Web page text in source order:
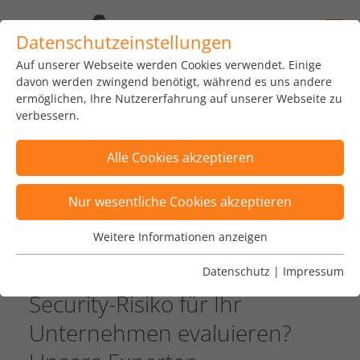
IT-Sicherheit messbar
machen mit syracom
auf der it-sa 2023 in
Nürnberg
22. September 2023
Sie möchten das Cyber-
Security-Risiko für Ihr
Unternehmen evaluieren?
Datenschutzeinstellungen
Auf unserer Webseite werden Cookies verwendet. Einige
davon werden zwingend benötigt, während es uns andere
ermöglichen, Ihre Nutzererfahrung auf unserer Webseite zu
verbessern.
Alle Cookies akzeptieren
Nur wesentliche Cookies akzeptieren
Wesentliche Cookies
Wesentliche Cookies werden für grundlegende
gewährleistet, dass die Webseite einwandfrei
funktioniert.
Name fe_typo_user
Cookie-Informationen anzeigen
Weitere Informationen anzeigen
Datenschutz | Impressum